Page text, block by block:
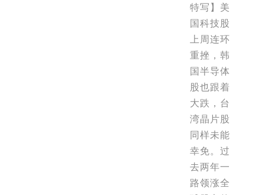
特写】美
国科技股
上周连环
重挫，韩
国半导体
股也跟着
大跌，台
湾晶片股
同样未能
幸免。过
去两年一
路领涨全